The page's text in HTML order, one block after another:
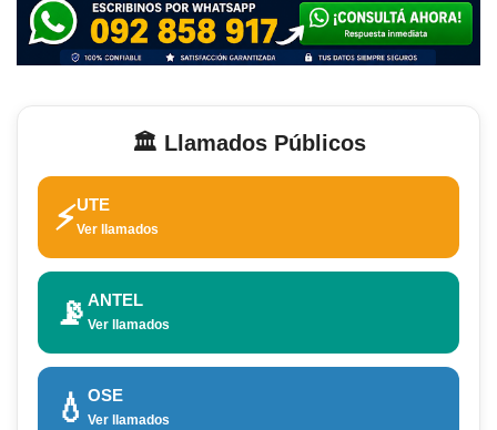
🏛️ Llamados Públicos
⚡UTE
Ver llamados
📡 ANTEL
Ver llamados
💧 OSE
Ver llamados